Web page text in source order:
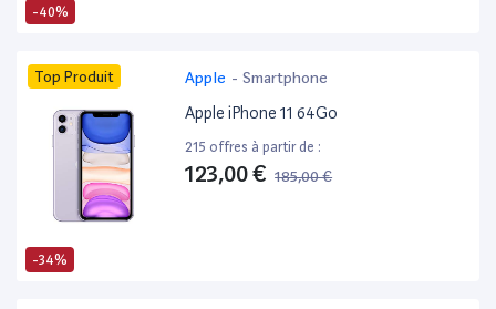
-40%
-34%
Top Produit Apple - Smartphone
Apple iPhone 11 64Go
215 offres à partir de :
123,00 € 185,00 €